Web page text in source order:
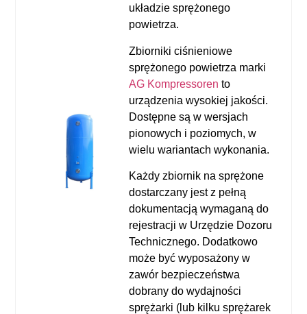
układzie sprężonego
powietrza.
Zbiorniki ciśnieniowe
sprężonego powietrza marki
AG Kompressoren to
urządzenia wysokiej jakości.
Dostępne są w wersjach
pionowych i poziomych, w
wielu wariantach wykonania.
Każdy zbiornik na sprężone
dostarczany jest z pełną
dokumentacją wymaganą do
rejestracji w Urzędzie Dozoru
Technicznego. Dodatkowo
może być wyposażony w
zawór bezpieczeństwa
dobrany do wydajności
sprężarki (lub kilku sprężarek